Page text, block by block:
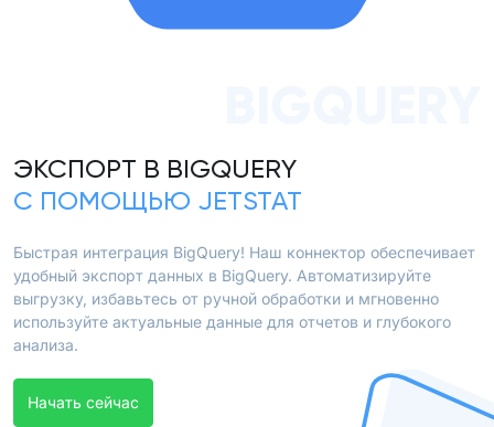
ЭКСПОРТ В BIGQUERY
С ПОМОЩЬЮ JETSTAT
Быстрая интеграция BigQuery! Наш коннектор обеспечивает
удобный экспорт данных в BigQuery. Автоматизируйте
выгрузку, избавьтесь от ручной обработки и мгновенно
используйте актуальные данные для отчетов и глубокого
анализа.
Начать сейчас